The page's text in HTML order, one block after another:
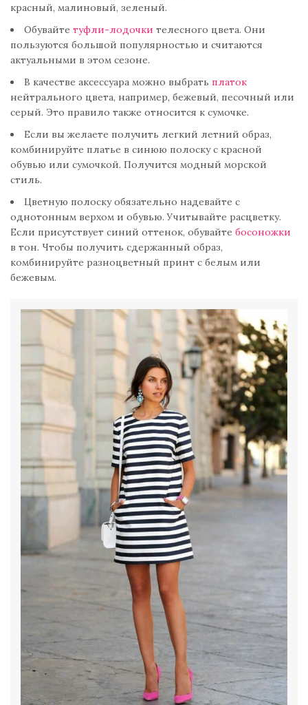
красный, малиновый, зеленый.
Обувайте туфли-лодочки телесного цвета. Они
пользуются большой популярностью и считаются
актуальными в этом сезоне.
В качестве аксессуара можно выбрать платок
нейтрального цвета, например, бежевый, песочный или
серый. Это правило также относится к сумочке.
Если вы желаете получить легкий летний образ,
комбинируйте платье в синюю полоску с красной
обувью или сумочкой. Получится модный морской
стиль.
Цветную полоску обязательно надевайте с
однотонным верхом и обувью. Учитывайте расцветку.
Если присутствует синий оттенок, обувайте босоножки
в тон. Чтобы получить сдержанный образ,
комбинируйте разноцветный принт с белым или
бежевым.